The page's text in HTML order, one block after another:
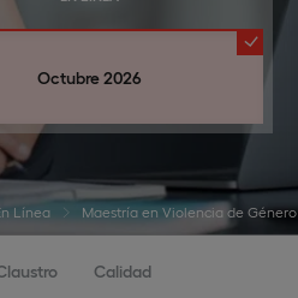
Octubre 2026
Línea Maestría en Violencia de Género
Calidad